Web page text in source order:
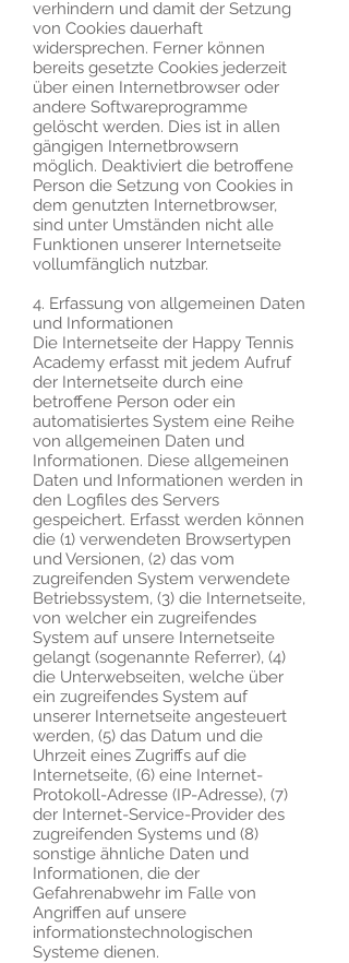
verhindern und damit der Setzung
von Cookies dauerhaft
widersprechen. Ferner können
bereits gesetzte Cookies jederzeit
über einen Internetbrowser oder
andere Softwareprogramme
gelöscht werden. Dies ist in allen
gängigen Internetbrowsern
möglich. Deaktiviert die betroffene
Person die Setzung von Cookies in
dem genutzten Internetbrowser,
sind unter Umständen nicht alle
Funktionen unserer Internetseite
vollumfänglich nutzbar.
4. Erfassung von allgemeinen Daten
und Informationen
Die Internetseite der Happy Tennis
Academy erfasst mit jedem Aufruf
der Internetseite durch eine
betroffene Person oder ein
automatisiertes System eine Reihe
von allgemeinen Daten und
Informationen. Diese allgemeinen
Daten und Informationen werden in
den Logfiles des Servers
gespeichert. Erfasst werden können
die (1) verwendeten Browsertypen
und Versionen, (2) das vom
zugreifenden System verwendete
Betriebssystem, (3) die Internetseite,
von welcher ein zugreifendes
System auf unsere Internetseite
gelangt (sogenannte Referrer), (4)
die Unterwebseiten, welche über
ein zugreifendes System auf
unserer Internetseite angesteuert
werden, (5) das Datum und die
Uhrzeit eines Zugriffs auf die
Internetseite, (6) eine Internet-
Protokoll-Adresse (IP-Adresse), (7)
der Internet-Service-Provider des
zugreifenden Systems und (8)
sonstige ähnliche Daten und
Informationen, die der
Gefahrenabwehr im Falle von
Angriffen auf unsere
informationstechnologischen
Systeme dienen.